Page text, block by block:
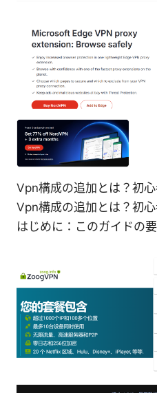
Vpn構成の追加とは？初
Vpn構成の追加とは？初
はじめに：このガイドの